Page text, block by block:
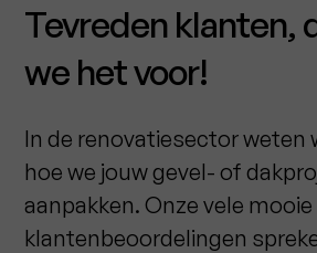
Tevreden klanten,
we het voor!
In de renovatiesector weten
hoe we jouw gevel- of
aanpakken. Onze vele
klantenbeoordelingen